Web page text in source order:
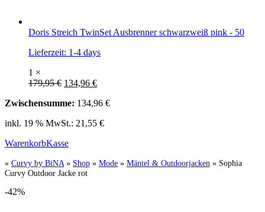
Doris Streich TwinSet Ausbrenner schwarzweiß pink - 50
Lieferzeit: 1-4 days
1 ×
179,95€ 134,96 €
Zwischensumme: 134,96 €
inkl. 19 % MwSt.: 21,55 €
WarenkorbKasse
» Curvy by BiNA » Shop » Mode » Mäntel & Outdoorjacken » Sophia
Curvy Outdoor Jacke rot
-42%